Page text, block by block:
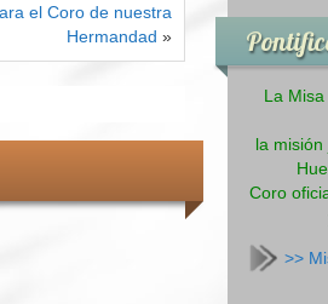
el Coro de nuestra
Hermandad »
La
la
Coro
>>